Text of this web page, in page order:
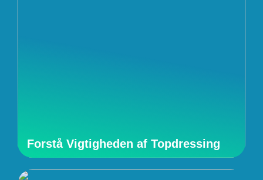
Forstå Vigtigheden af Topdressing